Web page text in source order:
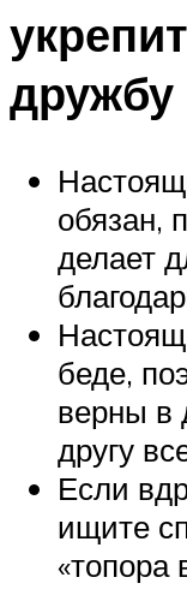
дружбу
обязан,
делает
беде,
верны в
другу
Если
ищите
«топора